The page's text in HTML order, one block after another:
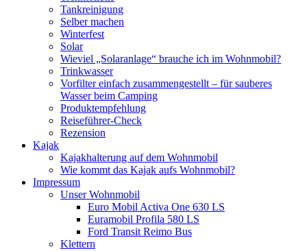
Tankreinigung
Selber machen
Winterfest
Solar
Wieviel „Solaranlage“ brauche ich im Wohnmobil?
Trinkwasser
Vorfilter einfach zusammengestellt – für sauberes
Wasser beim Camping
Produktempfehlung
Reiseführer-Check
Rezension
Kajak
Kajakhalterung auf dem Wohnmobil
Wie kommt das Kajak aufs Wohnmobil?
Impressum
Unser Wohnmobil
Euro Mobil Activa One 630 LS
Euramobil Profila 580 LS
Ford Transit Reimo Bus
Klettern